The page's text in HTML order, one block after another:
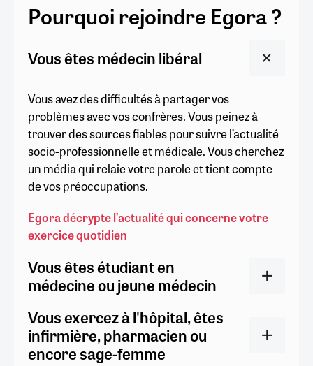
Pourquoi rejoindre Egora ?
Vous êtes médecin libéral
Vous avez des difficultés à partager vos
problèmes avec vos confrères. Vous peinez à
trouver des sources fiables pour suivre l’actualité
socio-professionnelle et médicale. Vous cherchez
un média qui relaie votre parole et tient compte
de vos préoccupations.
Egora décrypte l’actualité qui concerne votre
exercice quotidien
Vous êtes étudiant en
médecine ou jeune médecin
Vous exercez à l'hôpital, êtes
infirmière, pharmacien ou
encore sage-femme